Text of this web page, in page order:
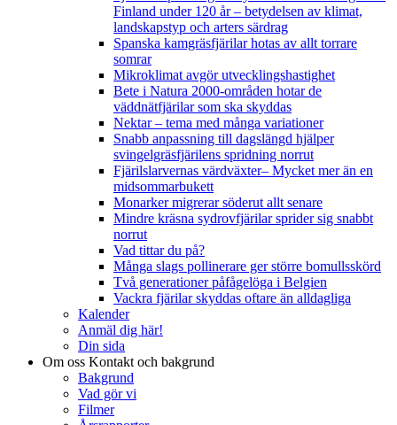
Finland under 120 år– betydelsen av klimat,
landskapstyp och arters särdrag
Spanska kamgräsfjärilar hotas av allt torrare
somrar
Mikroklimat avgör utvecklingshastighet
Bete i Natura 2000-områden hotar de
väddnätfjärilar som ska skyddas
Nektar – tema med många variationer
Snabb anpassning till dagslängd hjälper
svingelgräsfjärilens spridning norrut
Fjärilslarvernas värdväxter– Mycket mer än en
midsommarbukett
Monarker migrerar söderut allt senare
Mindre kräsna sydrovfjärilar sprider sig snabbt
norrut
Vad tittar du på?
Många slags pollinerare ger större bomullsskörd
Två generationer påfågelöga i Belgien
Vackra fjärilar skyddas oftare än alldagliga
Kalender
Anmäl dig här!
Din sida
Om oss Kontakt och bakgrund
Bakgrund
Vad gör vi
Filmer